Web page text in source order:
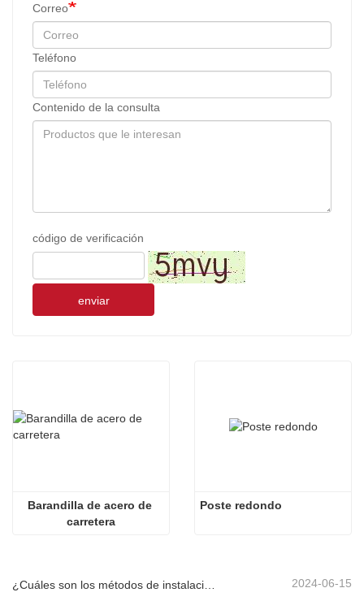
Correo
Teléfono
Contenido de la consulta
código de verificación
enviar
Barandilla de acero de
carretera
Poste redondo
2024-06-15